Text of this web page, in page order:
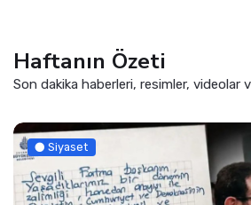
Haftanın Özeti
Son dakika haberleri, resimler, videolar
Siyaset